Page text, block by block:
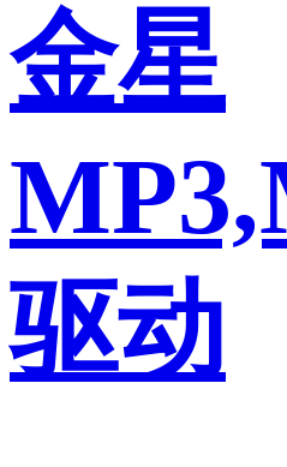
金星
驱动